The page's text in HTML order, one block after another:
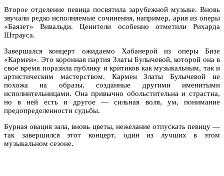
Второе отделение певица посвятила зарубежной музыке. Вновь
звучали редко исполняемые сочинения, например, ария из оперы
«Баязет» Вивальди. Ценители особенно отметили Рихарда
Штрауса.
Завершался концерт ожидаемо Хабанерой из оперы Бизе
«Кармен». Это коронная партия Златы Булычевой, которой она в
свое время поразила публику и критиков как музыкальным, так и
артистическим мастерством. Кармен Златы Булычевой не
похожа на образы, созданные другими именитыми
исполнительницами. Она привычно обольстительна и страстна,
но в ней есть и другое — сильная воля, ум, понимание
предопределенности судьбы.
Бурная овация зала, вновь цветы, нежелание отпускать певицу —
так завершился этот концерт, один из лучших в этом
музыкальном сезоне.